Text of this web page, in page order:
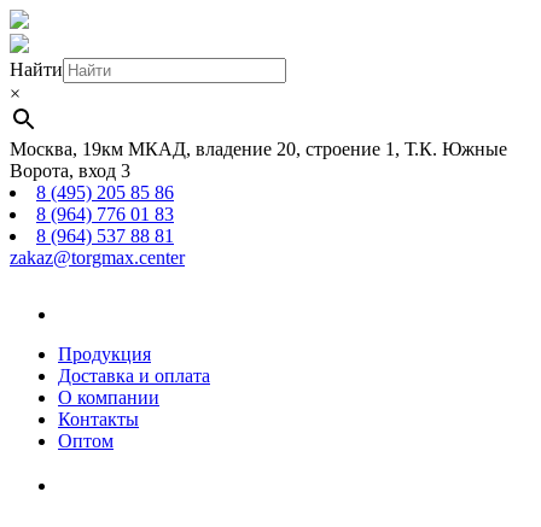
Найти
×
Москва, 19км МКАД, владение 20, строение 1, Т.К. Южные
Ворота, вход 3
8 (495) 205 85 86
8 (964) 776 01 83
8 (964) 537 88 81
zakaz@torgmax.center
Продукция
Доставка и оплата
О компании
Контакты
Оптом